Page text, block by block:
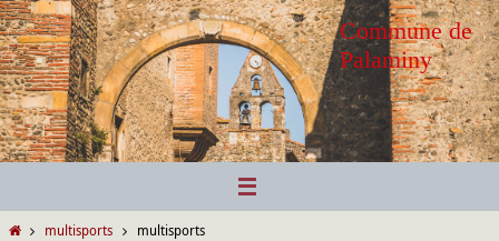
Passer
vers
le
contenu
Commune de
Palaminy
Homemultisports multisports